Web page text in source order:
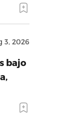
3, 2026
bajo